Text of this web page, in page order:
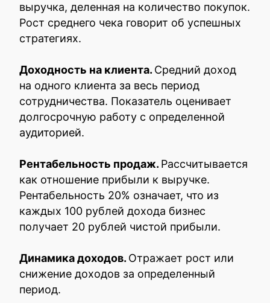
выручка, деленная на количество покупок.
Рост среднего чека говорит об успешных
стратегиях.
Доходность на клиента. Средний доход
на одного клиента за весь период
сотрудничества. Показатель оценивает
долгосрочную работу с определенной
аудиторией.
Рентабельность продаж. Рассчитывается
как отношение прибыли к выручке.
Рентабельность 20% означает, что из
каждых 100 рублей дохода бизнес
получает 20 рублей чистой прибыли.
Динамика доходов. Отражает рост или
снижение доходов за определенный
период.